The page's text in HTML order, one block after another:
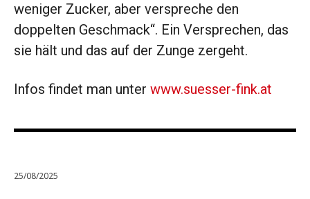
weniger Zucker, aber verspreche den
doppelten Geschmack“. Ein Versprechen, das
sie hält und das auf der Zunge zergeht.
Infos findet man unter www.suesser-fink.at
25/08/2025